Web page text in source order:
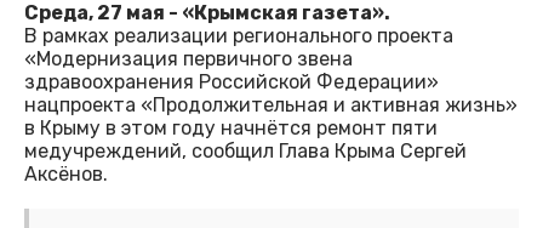
Среда, 27 мая - «Крымская газета».
В рамках реализации регионального проекта
«Модернизация первичного звена
здравоохранения Российской Федерации»
нацпроекта «Продолжительная и активная жизнь»
в Крыму в этом году начнётся ремонт пяти
медучреждений, сообщил Глава Крыма Сергей
Аксёнов.